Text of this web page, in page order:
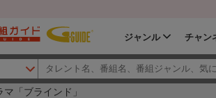
ジャンル チャン
マ「ブラインド」